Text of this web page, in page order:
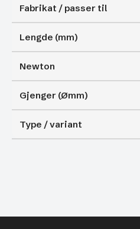
Fabrikat / passer til
Lengde (mm)
Newton
Gjenger (Ømm)
Type / variant